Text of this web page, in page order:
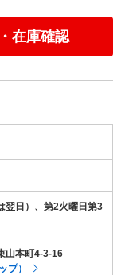
在庫確認
翌日）、第2火曜日第3
山本町4-3-16
プ）